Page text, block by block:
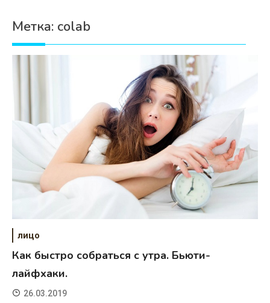
Дети
Свадьба
Хобби
Красота
Недвижимость
Метка: colab
лицо
Как быстро собраться с утра. Бьюти-
лайфхаки.
26.03.2019